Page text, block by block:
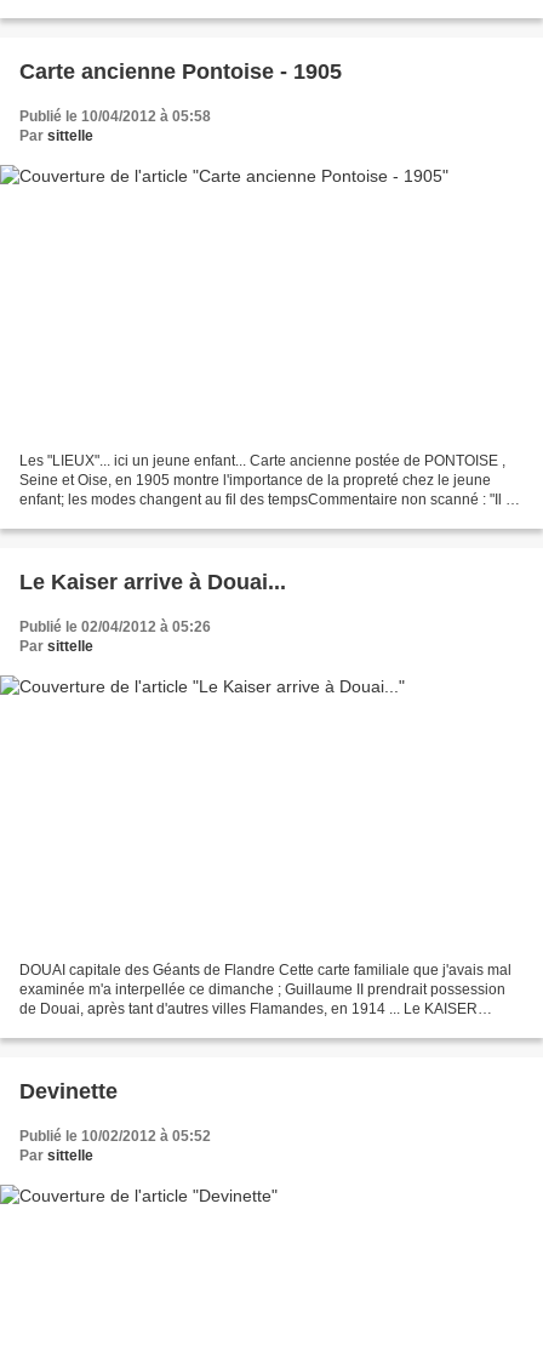
Carte ancienne Pontoise - 1905
Publié le 10/04/2012 à 05:58
Par sittelle
Les "LIEUX"... ici un jeune enfant... Carte ancienne postée de PONTOISE ,
Seine et Oise, en 1905 montre l'importance de la propreté chez le jeune
enfant; les modes changent au fil des tempsCommentaire non scanné : "Il a
Le Kaiser arrive à Douai...
Publié le 02/04/2012 à 05:26
Par sittelle
DOUAI capitale des Géants de Flandre Cette carte familiale que j'avais mal
examinée m'a interpellée ce dimanche ; Guillaume II prendrait possession
de Douai, après tant d'autres villes Flamandes, en 1914 ... Le KAISER
Devinette
Publié le 10/02/2012 à 05:52
Par sittelle